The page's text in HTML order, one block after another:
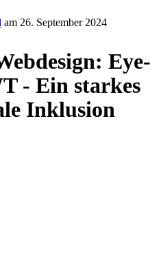
am 26. September 2024
Eye-
- Ein starkes
Inklusion